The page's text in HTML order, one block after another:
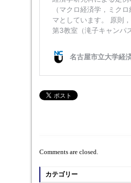
Comments are closed.
カテゴリー